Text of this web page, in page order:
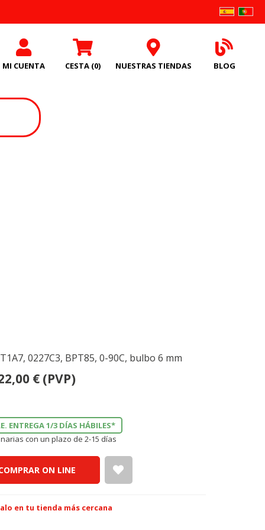
MI CUENTA CESTA (0) NUESTRAS TIENDAS BLOG
0227C3, BPT85, 0-90C, bulbo 6 mm
€ (PVP)
ENTREGA 1/3 DÍAS HÁBILES*
con un plazo de 2-15 días
ON LINE
en tu tienda más cercana